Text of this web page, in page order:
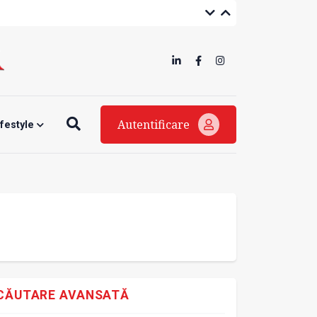
Autentificare
AVANSATĂ